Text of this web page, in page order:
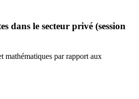
dans le secteur privé (session
mathématiques par rapport aux